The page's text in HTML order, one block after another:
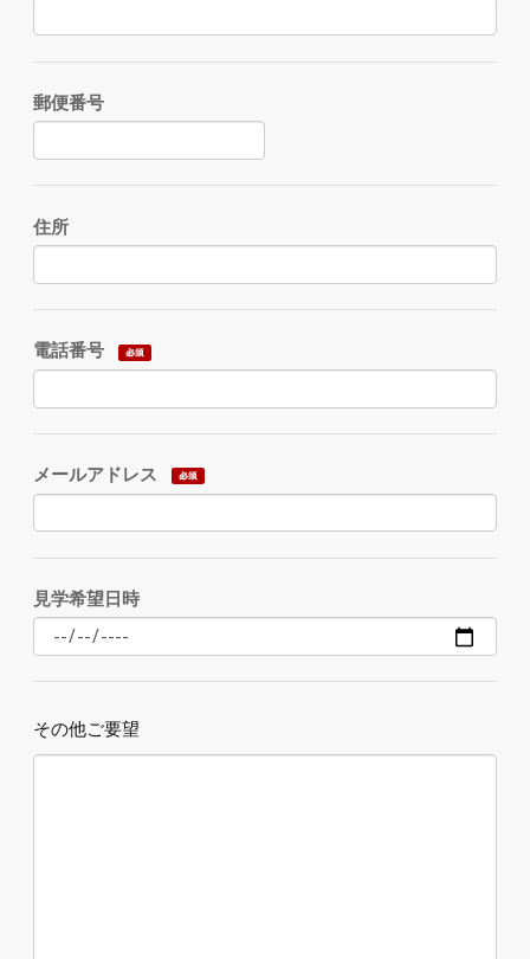
郵便番号
住所
電話番号
メールアドレス
見学希望日時
その他ご要望